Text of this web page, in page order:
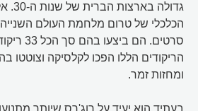
הכלכלי של טרום מלחמת העולם
סרטים. הם
הריקודים הללו הפכו לקלסיקה
ומחזות זמר.
בעתיד הוא יעיד על רוג'רס שיותר